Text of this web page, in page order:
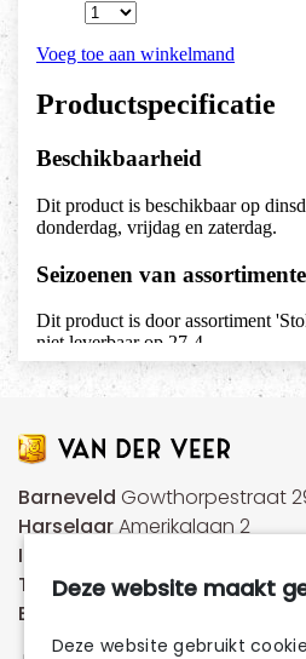
Barneveld Gowthorpestraat
HarselaarAmerikalaan 2
IJssalon
Taartautomaat
Ede
Deze website maakt
Deze website gebruikt